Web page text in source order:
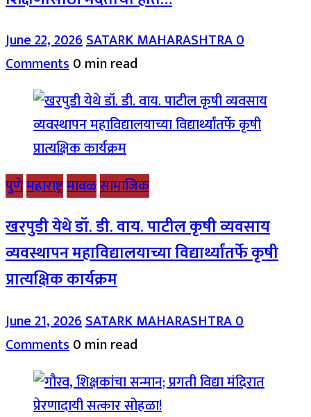
June 22, 2026SATARK MAHARASHTRA0
Comments0 min read
पुणेमहाराष्ट्रमावळसामाजिक
खरपुडी येथे डॉ. डी. वाय. पाटील कृषी व्यवसाय
व्यवस्थापन महाविद्यालयाच्या विद्यार्थ्यांतर्फे कृषी
प्रात्यक्षिक कार्यक्रम
June 21, 2026SATARK MAHARASHTRA0
Comments0 min read